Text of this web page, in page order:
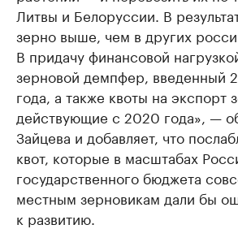
Литвы и Белоруссии. В
зерно выше, чем в других
В придачу финансовой
зерновой демпфер, введенный
года, а также квоты на экспорт
действующие с 2020 года», —
Зайцева и добавляет, что
квот, которые в масштабах
государственного бюджета
местным зерновикам дали бы
к развитию.